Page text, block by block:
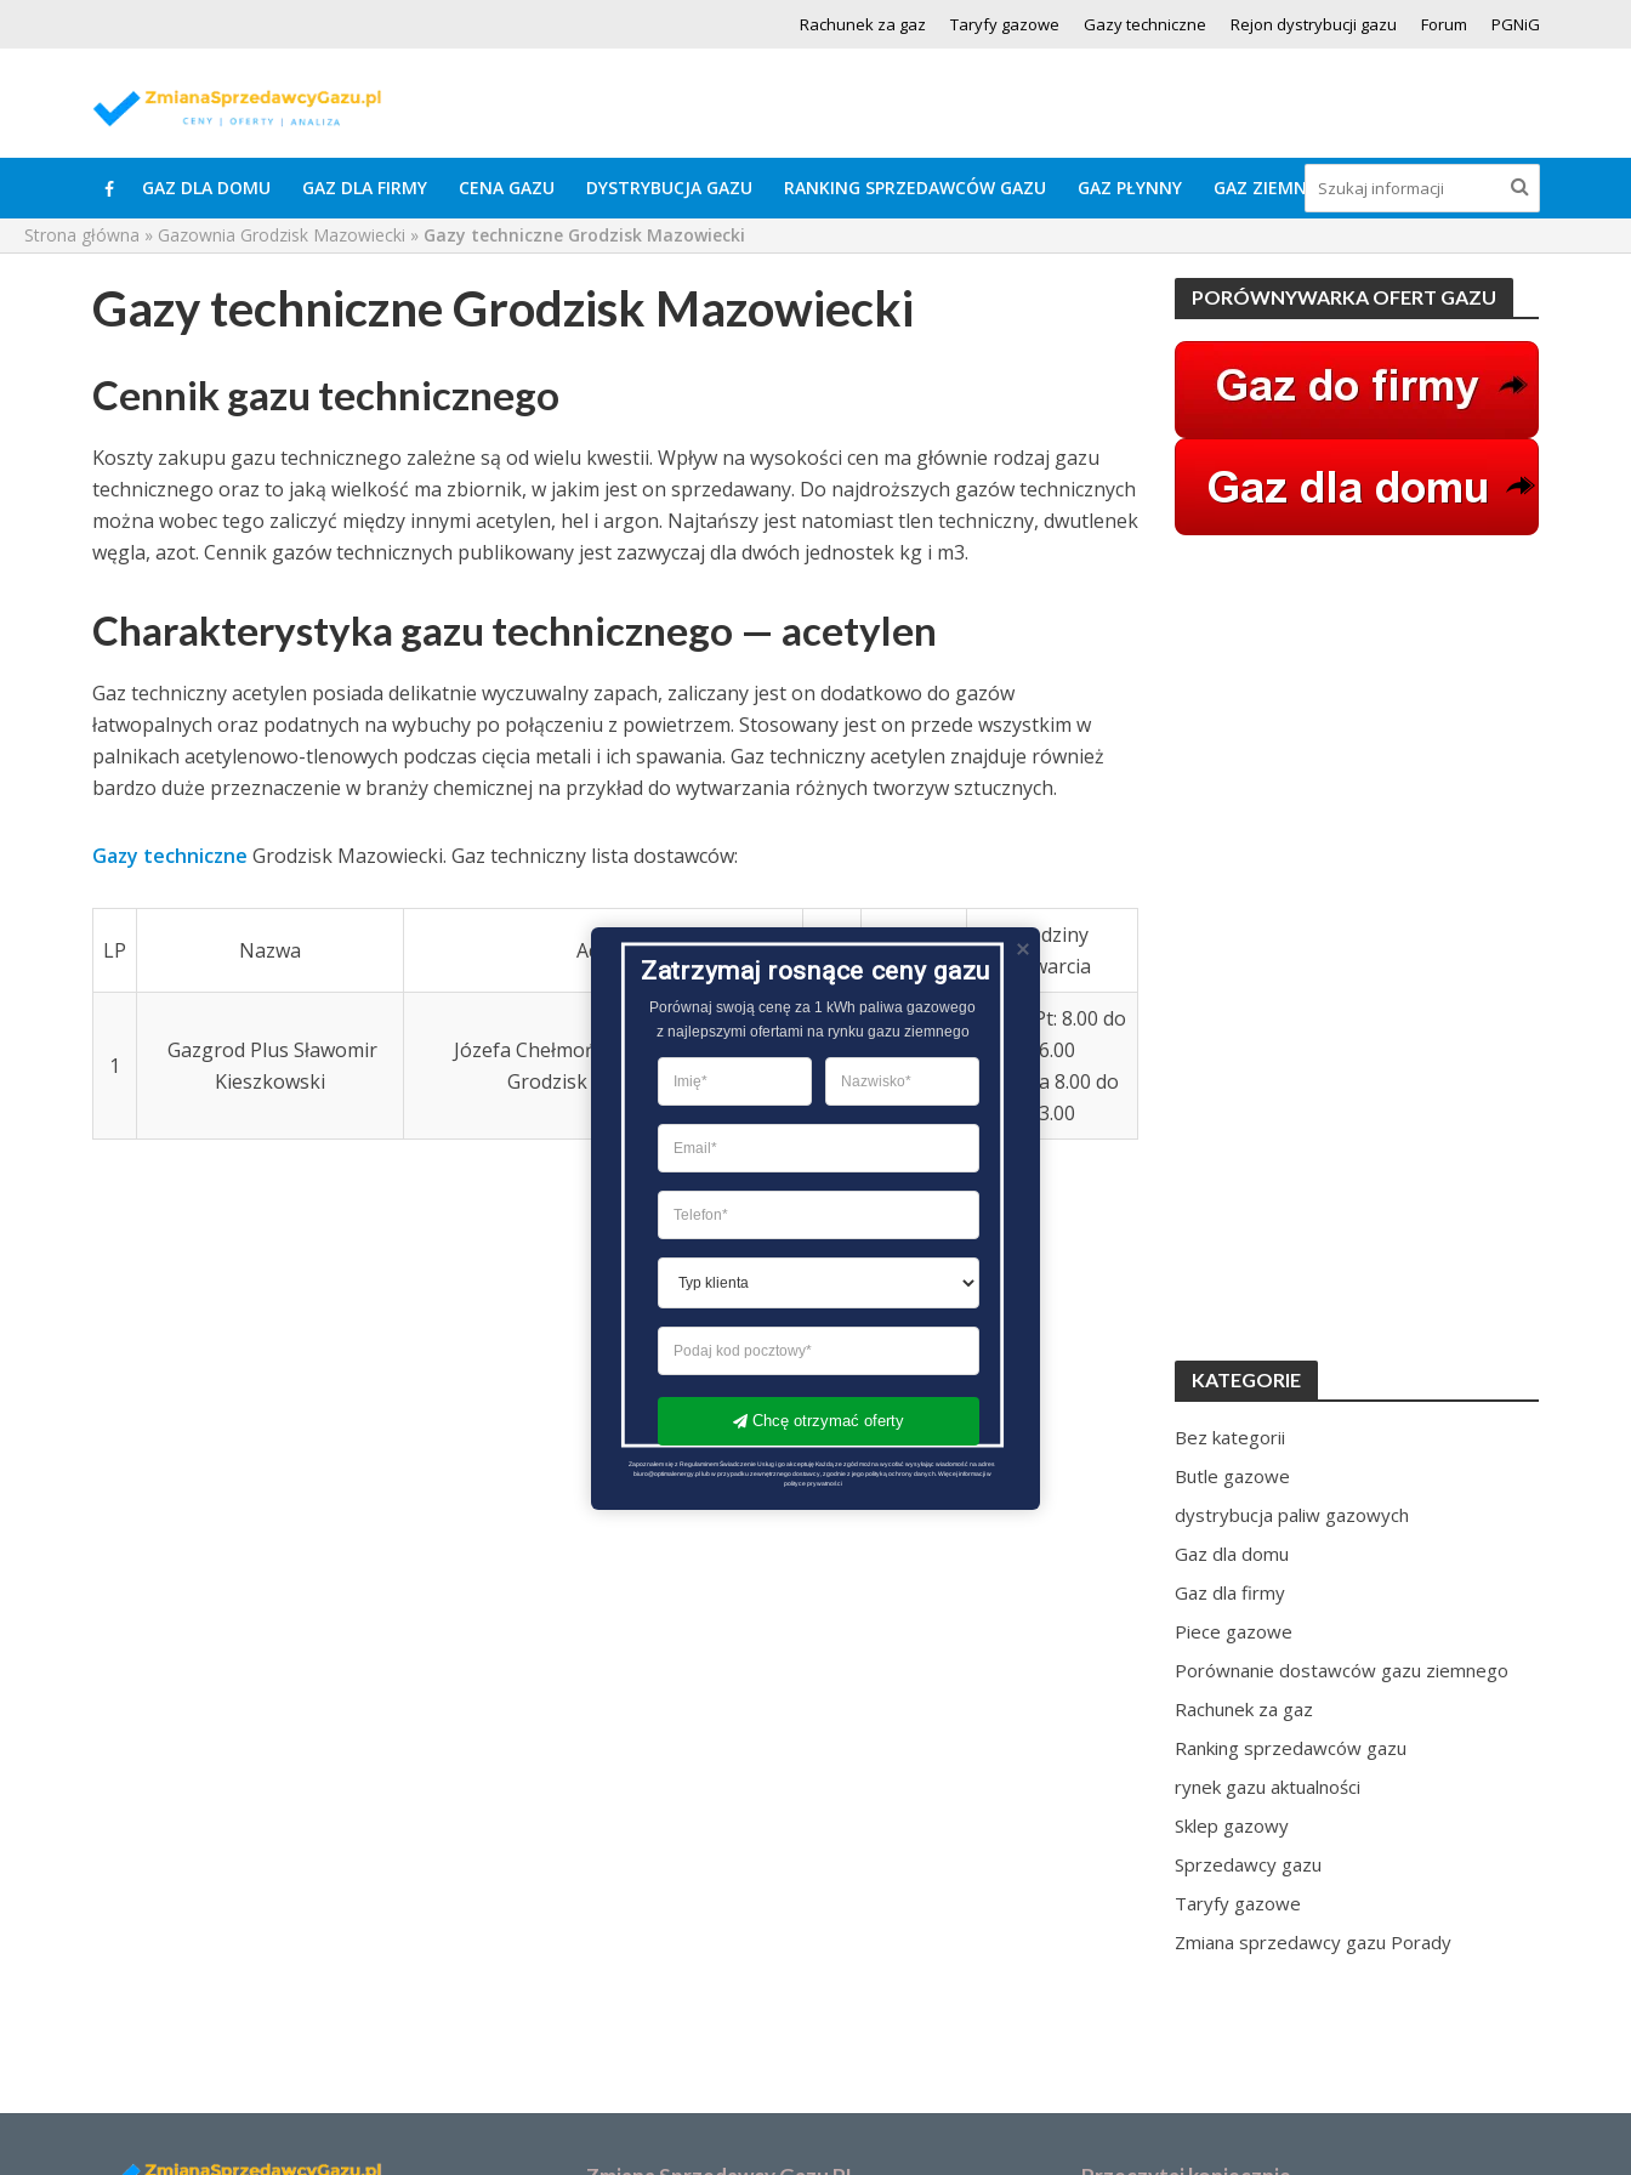
Rachunek za gaz Taryfy gazowe Gazy techniczne Rejon dystrybucji gazu Forum PGNiG
GAZ DLA DOMU GAZ DLA FIRMY CENA GAZU DYSTRYBUCJA GAZU RANKING SPRZEDAWCÓW GAZU GAZ PŁYNNY GAZ ZIEMNY
Strona główna » Gazownia Grodzisk Mazowiecki » Gazy techniczne Grodzisk Mazowiecki
Gazy techniczne Grodzisk Mazowiecki
Cennik gazu technicznego
Koszty zakupu gazu technicznego zależne są od wielu kwestii. Wpływ na wysokości cen ma głównie rodzaj gazu
technicznego oraz to jaką wielkość ma zbiornik, w jakim jest on sprzedawany. Do najdroższych gazów technicznych
można wobec tego zaliczyć między innymi acetylen, hel i argon. Najtańszy jest natomiast tlen techniczny, dwutlenek
węgla, azot. Cennik gazów technicznych publikowany jest zazwyczaj dla dwóch jednostek kg i m3.
Charakterystyka gazu technicznego — acetylen
Gaz techniczny acetylen posiada delikatnie wyczuwalny zapach, zaliczany jest on dodatkowo do gazów
łatwopalnych oraz podatnych na wybuchy po połączeniu z powietrzem. Stosowany jest on przede wszystkim w
palnikach acetylenowo-tlenowych podczas cięcia metali i ich spawania. Gaz techniczny acetylen znajduje również
bardzo duże przeznaczenie w branży chemicznej na przykład do wytwarzania różnych tworzyw sztucznych.
Gazy techniczne Grodzisk Mazowiecki. Gaz techniczny lista dostawców:
LP Nazwa Adres
E-
mail
Telefon
Godziny
otwarcia
1
Gazgrod Plus Sławomir
Kieszkowski
Józefa Chełmońskiego 33, 05-825
Grodzisk Mazowiecki
53 62
Pon – Pt: 8.00 do
16.00
Sobota 8.00 do
13.00
PORÓWNYWARKA OFERT GAZU
KATEGORIE
Bez kategorii
Butle gazowe
dystrybucja paliw gazowych
Gaz dla domu
Gaz dla firmy
Piece gazowe
Porównanie dostawców gazu ziemnego
Rachunek za gaz
Ranking sprzedawców gazu
rynek gazu aktualności
Sklep gazowy
Sprzedawcy gazu
Taryfy gazowe
Zmiana sprzedawcy gazu Porady
Zatrzymaj rosnące ceny gazu
Porównaj swoją cenę za 1 kWh paliwa gazowego
z najlepszymi ofertami na rynku gazu ziemnego
Chcę otrzymać oferty
Zapoznałem się z Regulaminem Świadczenie Usług i go akceptuję Każdą ze zgód można wycofać wysyłając wiadomość na adres
biuro@optimalenergy.pl lub w przypadku zewnętrznego dostawcy, zgodnie z jego polityką ochrony danych. Więcej informacji w
polityce prywatności